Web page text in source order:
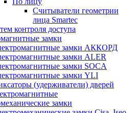
Считыватели геометрии
лица Smartec
контроля доступа
замки
замки АККОРД
замки ALER
замки SOCA
замки YLI
(удерживатели) дверей
замки